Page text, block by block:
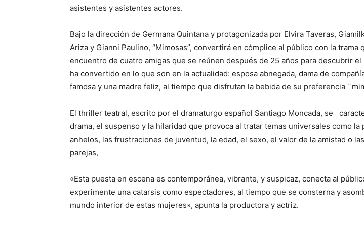
asistentes y asistentes actores.
Bajo la dirección de Germana Quintana y protagonizada por Elvira Taveras,
Ariza y Gianni Paulino, “Mimosas”, convertirá en cómplice al público con la trama
encuentro de cuatro amigas que se reúnen después de 25 años para descubrir
ha convertido en lo que son en la actualidad: esposa abnegada, dama de
famosa y una madre feliz, al tiempo que disfrutan la bebida de su preferencia
El thriller teatral, escrito por el dramaturgo español Santiago Moncada, se
drama, el suspenso y la hilaridad que provoca al tratar temas universales como la
anhelos, las frustraciones de juventud, la edad, el sexo, el valor de la amistad o
parejas,
«Esta puesta en escena es contemporánea, vibrante, y suspicaz, conecta al
experimente una catarsis como espectadores, al tiempo que se consterna y
mundo interior de estas mujeres», apunta la productora y actriz.